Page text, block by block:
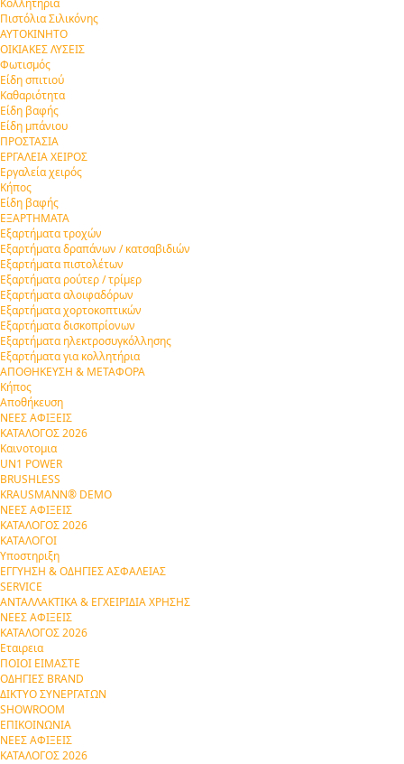
Κολλητήρια
Πιστόλια Σιλικόνης
ΑΥΤΟΚΙΝΗΤΟ
ΟΙΚΙΑΚΕΣ ΛΥΣΕΙΣ
Φωτισμός
Είδη σπιτιού
Καθαριότητα
Είδη βαφής
Είδη μπάνιου
ΠΡΟΣΤΑΣΙΑ
ΕΡΓΑΛΕΙΑ ΧΕΙΡΟΣ
Εργαλεία χειρός
Κήπος
Είδη βαφής
ΕΞΑΡΤΗΜΑΤΑ
Εξαρτήματα τροχών
Εξαρτήματα δραπάνων / κατσαβιδιών
Εξαρτήματα πιστολέτων
Εξαρτήματα ρούτερ / τρίμερ
Εξαρτήματα αλοιφαδόρων
Εξαρτήματα χορτοκοπτικών
Εξαρτήματα δισκοπρίονων
Εξαρτήματα ηλεκτροσυγκόλλησης
Εξαρτήματα για κολλητήρια
ΑΠΟΘΗΚΕΥΣΗ & ΜΕΤΑΦΟΡΑ
Κήπος
Αποθήκευση
ΝΕΕΣ ΑΦΙΞΕΙΣ
ΚΑΤΑΛΟΓΟΣ 2026
Καινοτομια
UN1 POWER
BRUSHLESS
KRAUSMANN® DEMO
ΝΕΕΣ ΑΦΙΞΕΙΣ
ΚΑΤΑΛΟΓΟΣ 2026
ΚΑΤΑΛΟΓΟΙ
Υποστηριξη
ΕΓΓΥΗΣΗ & ΟΔΗΓΙΕΣ ΑΣΦΑΛΕΙΑΣ
SERVICE
ΑΝΤΑΛΛΑΚΤΙΚΑ & ΕΓΧΕΙΡΙΔΙΑ ΧΡΗΣΗΣ
ΝΕΕΣ ΑΦΙΞΕΙΣ
ΚΑΤΑΛΟΓΟΣ 2026
Εταιρεια
ΠΟΙΟΙ ΕΙΜΑΣΤΕ
ΟΔΗΓΙΕΣ BRAND
ΔΙΚΤΥΟ ΣΥΝΕΡΓΑΤΩΝ
SHOWROOM
ΕΠΙΚΟΙΝΩΝΙΑ
ΝΕΕΣ ΑΦΙΞΕΙΣ
ΚΑΤΑΛΟΓΟΣ 2026